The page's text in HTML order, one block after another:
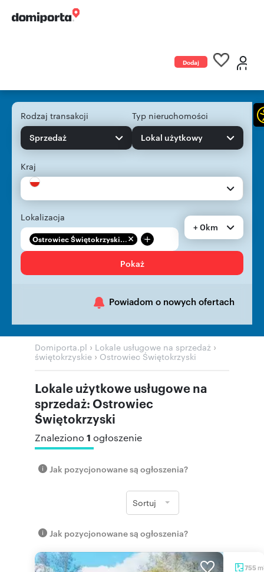
Dodaj
Rodzaj transakcji
Sprzedaż
Typ nieruchomości
Lokal użytkowy
Kraj
Lokalizacja
Ostrowiec Świętokrzyski... +
+ 0km
Pokaż
Powiadom o nowych ofertach
Domiporta.pl › Lokale usługowe na sprzedaż ›
świętokrzyskie › Ostrowiec Świętokrzyski
Lokale użytkowe usługowe na
sprzedaż: Ostrowiec
Świętokrzyski
Znaleziono 1 ogłoszenie
Jak pozycjonowane są ogłoszenia?
Sortuj
Jak pozycjonowane są ogłoszenia?
755 m